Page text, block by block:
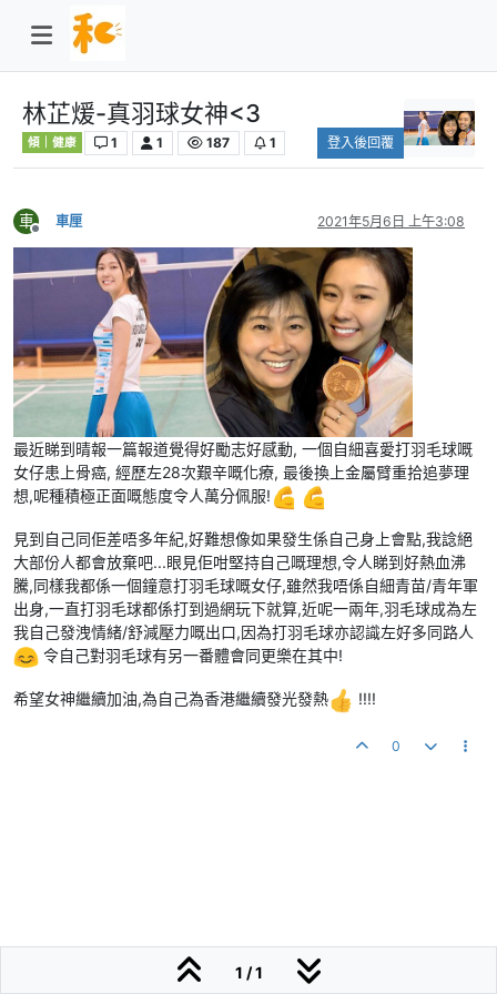
林芷煖-真羽球女神<3
傾｜健康 1 1 187 1 登入後回覆
車
離線
車厘 2021年5月6日 上午3:08
最近睇到晴報一篇報道覺得好勵志好感動, 一個自細喜愛打羽毛球嘅
女仔患上骨癌, 經歷左28次艱辛嘅化療, 最後換上金屬臂重拾追夢理
想,呢種積極正面嘅態度令人萬分佩服!
見到自己同佢差唔多年紀,好難想像如果發生係自己身上會點,我諗絕
大部份人都會放棄吧...眼見佢咁堅持自己嘅理想,令人睇到好熱血沸
騰,同樣我都係一個鐘意打羽毛球嘅女仔,雖然我唔係自細青苗/青年軍
出身,一直打羽毛球都係打到過網玩下就算,近呢一兩年,羽毛球成為左
我自己發洩情緒/舒減壓力嘅出口,因為打羽毛球亦認識左好多同路人
令自己對羽毛球有另一番體會同更樂在其中!
希望女神繼續加油,為自己為香港繼續發光發熱 !!!!
0
1 / 1